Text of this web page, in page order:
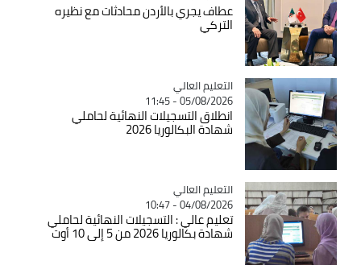
عطاف يجري بالأردن محادثات مع نظيره
التركي
Catégorie
التعليم العالي
05/08/2026 - 11:45
انطلاق التسجيلات النهائية لحاملي
شهادة البكالوريا 2026
Catégorie
التعليم العالي
04/08/2026 - 10:47
تعليم عالي : التسجيلات النهائية لحاملي
شهادة بكالوريا 2026 من 5 إلى 10 أوت